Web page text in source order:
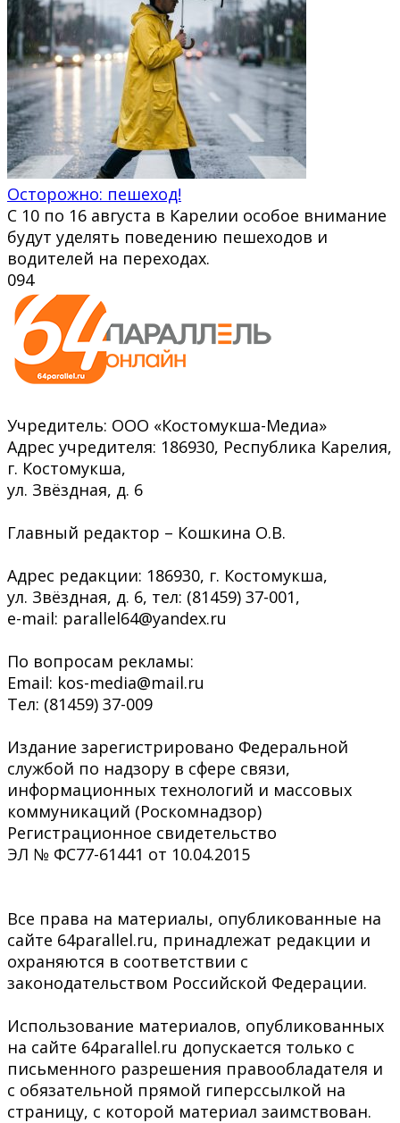
Осторожно: пешеход!
С 10 по 16 августа в Карелии особое внимание
будут уделять поведению пешеходов и
водителей на переходах.
094
Учредитель: ООО «Костомукша-Медиа»
Адрес учредителя: 186930, Республика Карелия,
г. Костомукша,
ул. Звёздная, д. 6
Главный редактор – Кошкина О.В.
Адрес редакции: 186930, г. Костомукша,
ул. Звёздная, д. 6, тел: (81459) 37-001,
e-mail: parallel64@yandex.ru
По вопросам рекламы:
Email: kos-media@mail.ru
Тел: (81459) 37-009
Издание зарегистрировано Федеральной
службой по надзору в сфере связи,
информационных технологий и массовых
коммуникаций (Роскомнадзор)
Регистрационное свидетельство
ЭЛ № ФС77-61441 от 10.04.2015
Все права на материалы, опубликованные на
сайте 64parallel.ru, принадлежат редакции и
охраняются в соответствии с
законодательством Российской Федерации.
Использование материалов, опубликованных
на сайте 64parallel.ru допускается только с
письменного разрешения правообладателя и
с обязательной прямой гиперссылкой на
страницу, с которой материал заимствован.